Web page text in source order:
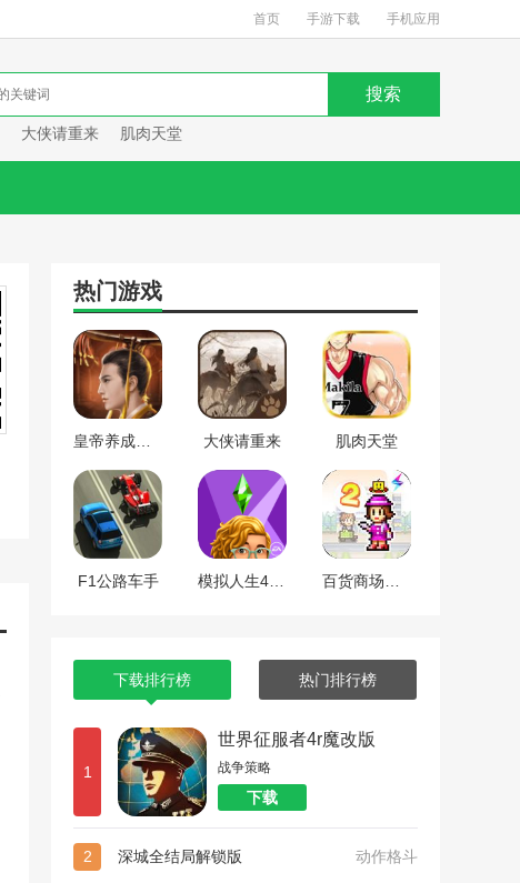
首页 手游下载 手机应用
大侠请重来 肌肉天堂
热门游戏
大侠请重来 肌肉天堂
F1公路车手
下载排行榜 热门排行榜
1
世界征服者4r魔改版
战争策略
下载
2 深城全结局解锁版 动作格斗